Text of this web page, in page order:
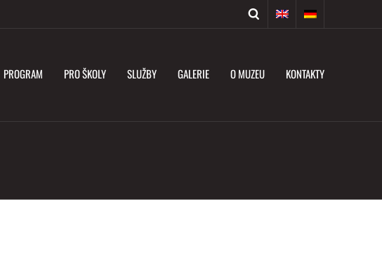
PROGRAM PRO ŠKOLY SLUŽBY GALERIE O MUZEU KONTAKTY